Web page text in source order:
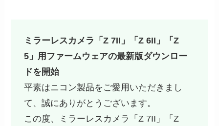
ミラーレスカメラ「Z 7II」「Z 6II」「Z
5」用ファームウェアの最新版ダウンロー
ドを開始
平素はニコン製品をご愛用いただきまし
て、誠にありがとうございます。
この度、ミラーレスカメラ「Z 7II」「Z